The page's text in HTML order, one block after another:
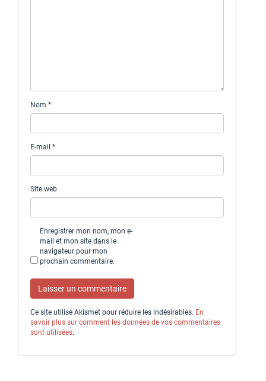
Nom *
E-mail *
Site web
Enregistrer mon nom, mon e-
mail et mon site dans le
navigateur pour mon
prochain commentaire.
Ce site utilise Akismet pour réduire les indésirables. En
savoir plus sur comment les données de vos commentaires
sont utilisées.